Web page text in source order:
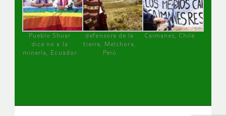
Pueblo Shuar
dice no a la
minería, Ecuador
defensora de la
tierra, Melchora,
Perú
Caimanes, Chile